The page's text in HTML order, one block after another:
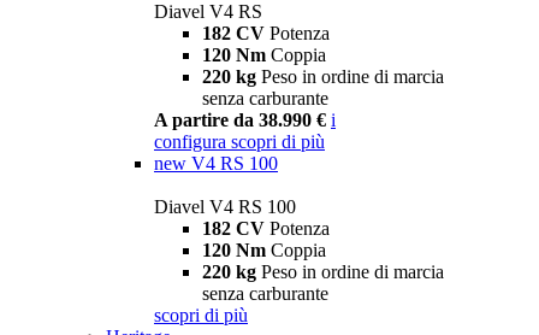
Diavel V4 RS
182 CV Potenza
120 Nm Coppia
220 kg Peso in ordine di marcia
senza carburante
A partire da 38.990 € i
configura scopri di più
new V4 RS 100
Diavel V4 RS 100
182 CV Potenza
120 Nm Coppia
220 kg Peso in ordine di marcia
senza carburante
scopri di più